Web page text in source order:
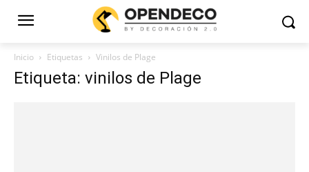
Inicio Etiquetas Vinilos de Plage
Etiqueta: vinilos de Plage